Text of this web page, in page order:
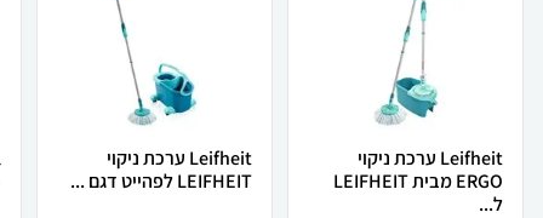
Leifheit ערכת ניקוי
ERGO מבית LEIFHEIT
ל...
Leifheit ערכת ניקוי
LEIFHEIT לפהייט דגם ...